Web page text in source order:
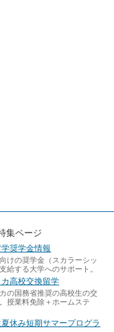
集ページ
奨学金情報
けの奨学金（スカラーシッ
給する大学へのサポート。
カ高校交換留学
の国務省推奨の高校生の交
授業料免除＋ホームステ
休み短期サマープログラ